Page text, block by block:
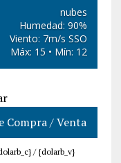
nubes
Humedad: 90%
Viento: 7m/s SSO
Máx: 15 • Mín: 12
Compra / Venta
/ {dolarb_v}